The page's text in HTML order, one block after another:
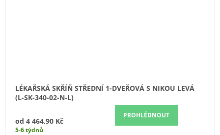
LÉKAŘSKÁ SKŘÍŇ STŘEDNÍ 1-DVEŘOVÁ S NIKOU LEVÁ
(L-SK-340-02-N-L)
od 4 464,90 Kč
PROHLÉDNOUT
5-6 týdnů